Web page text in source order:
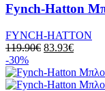
Fynch-Hatton
FYNCH-HATTON
119.90€ 83.93€
-30%